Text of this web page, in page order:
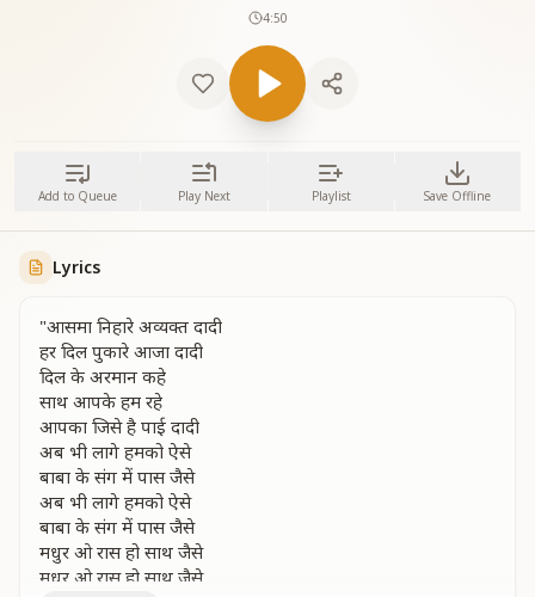
4:50
Add to Queue Play Next Playlist Save Offline
Lyrics
"आसमा निहारे अव्यक्त दादी
हर दिल पुकारे आजा दादी
दिल के अरमान कहे
साथ आपके हम रहे
आपका जिसे है पाई दादी
अब भी लागे हमको ऐसे
बाबा के संग में पास जैसे
अब भी लागे हमको ऐसे
बाबा के संग में पास जैसे
मधुर ओ रास हो साथ जैसे
मधुर ओ रास हो साथ जैसे